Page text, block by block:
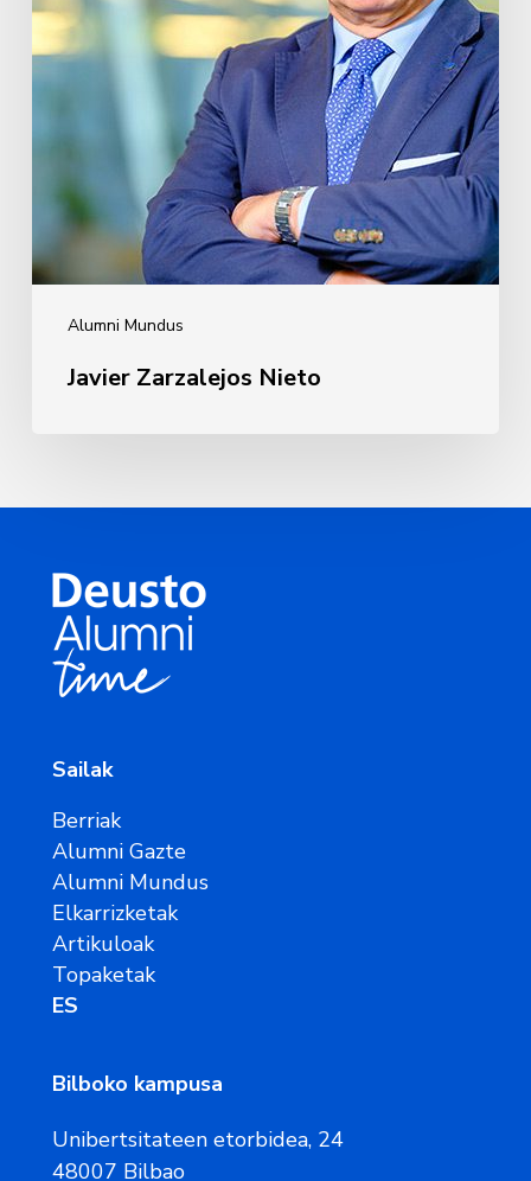
Alumni Mundus
Javier Zarzalejos Nieto
Sailak
Berriak
Alumni Gazte
Alumni Mundus
Elkarrizketak
Artikuloak
Topaketak
ES
Bilboko kampusa
Unibertsitateen etorbidea, 24
48007 Bilbao